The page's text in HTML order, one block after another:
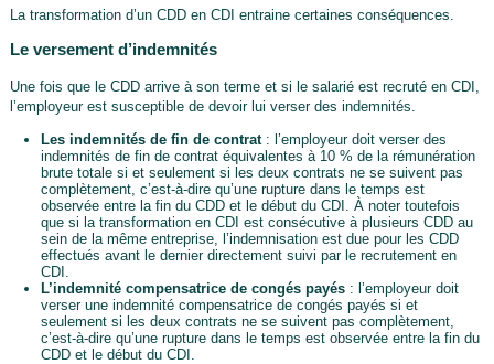
La transformation d’un CDD en CDI entraine certaines conséquences.
Le versement d’indemnités
Une fois que le CDD arrive à son terme et si le salarié est recruté en CDI,
l’employeur est susceptible de devoir lui verser des indemnités.
Les indemnités de fin de contrat: l’employeur doit verser des
indemnités de fin de contrat équivalentes à 10 % de la rémunération
brute totale si et seulement si les deux contrats ne se suivent pas
complètement, c’est-à-dire qu’une rupture dans le temps est
observée entre la fin du CDD et le début du CDI. À noter toutefois
que si la transformation en CDI est consécutive à plusieurs CDD au
sein de la même entreprise, l’indemnisation est due pour les CDD
effectués avant le dernier directement suivi par le recrutement en
CDI.
L’indemnité compensatrice de congés payés: l’employeur doit
verser une indemnité compensatrice de congés payés si et
seulement si les deux contrats ne se suivent pas complètement,
c’est-à-dire qu’une rupture dans le temps est observée entre la fin du
CDD et le début du CDI.